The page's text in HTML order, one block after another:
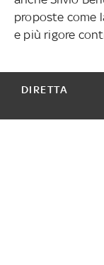
proposte come
e più rigore
DIRETTA